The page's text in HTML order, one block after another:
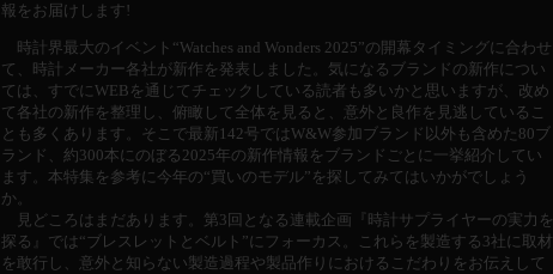
報をお届けします!
時計界最大のイベント“Watches and Wonders 2025”の開幕タイミングに合わせ
て、時計メーカー各社が新作を発表しました。気になるブランドの新作につい
ては、すでにWEBを通じてチェックしている読者も多いかと思いますが、改め
て各社の新作を整理し、俯瞰して全体を見ると、意外と良作を見逃しているこ
とも多くあります。そこで最新142号ではW&W参加ブランド以外も含めた80ブ
ランド、約300本にのぼる2025年の新作情報をブランドごとに一挙紹介してい
ます。本特集を参考に今年の“買いのモデル”を探してみてはいかがでしょう
か。
見どころはまだあります。第3回となる連載企画『時計サプライヤーの実力を
探る』では“ブレスレットとベルト”にフォーカス。これらを製造する3社に取材
を敢行し、意外と知らない製造過程や製品作りにおけるこだわりをお伝えして